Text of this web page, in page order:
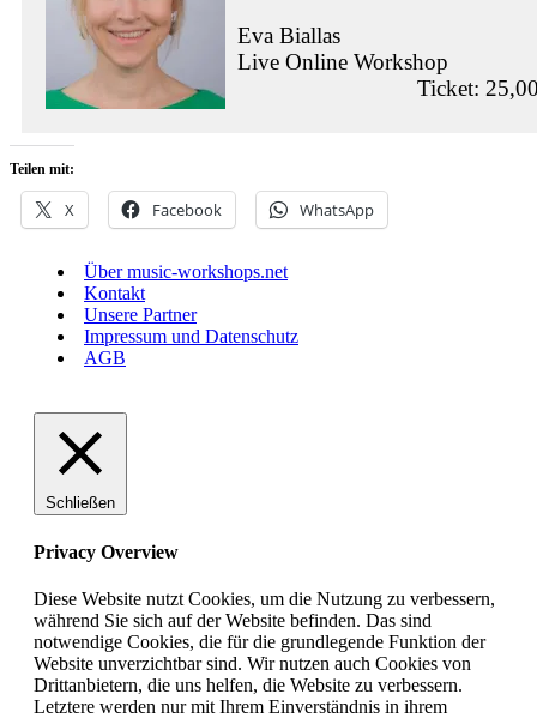
Eva Biallas
Live Online Workshop
Ticket:
Teilen mit:
X Facebook WhatsApp
Über music-workshops.net
Kontakt
Unsere Partner
Impressum und Datenschutz
AGB
Schließen
Privacy Overview
Diese Website nutzt Cookies, um die Nutzung zu verbessern,
während Sie sich auf der Website befinden. Das sind
notwendige Cookies, die für die grundlegende Funktion der
Website unverzichtbar sind. Wir nutzen auch Cookies von
Drittanbietern, die uns helfen, die Website zu verbessern.
Letztere werden nur mit Ihrem Einverständnis in ihrem